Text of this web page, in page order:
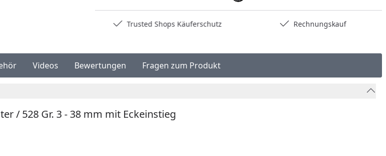
Trusted Shops Käuferschutz Rechnungskauf
Videos Bewertungen Fragen zum Produkt
/ 528 Gr. 3 - 38 mm mit Eckeinstieg